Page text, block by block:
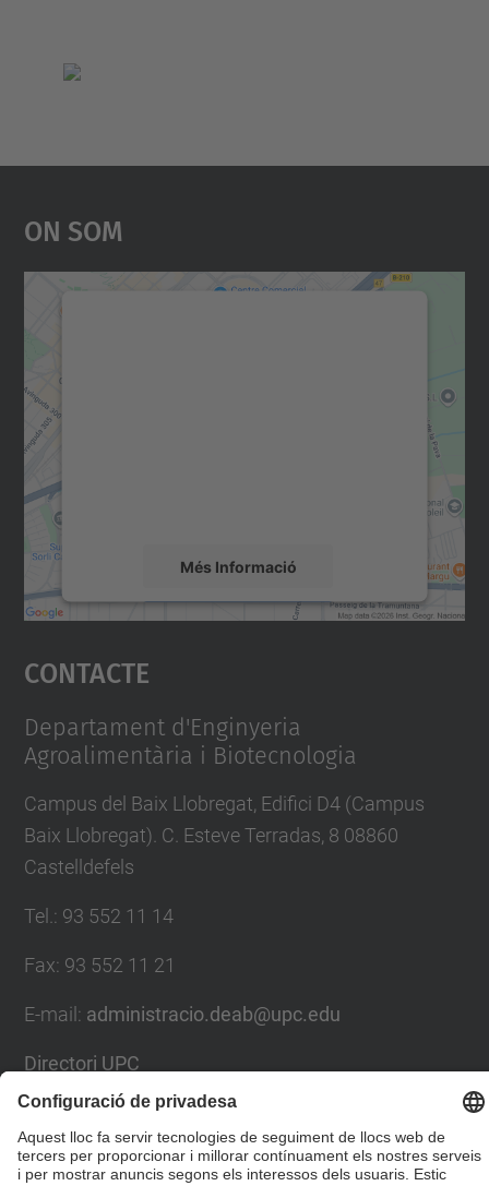
On Som
Més Informació
Accepta
powered by
Contacte
Departament d'Enginyeria
Agroalimentària i Biotecnologia
Campus del Baix Llobregat, Edifici D4 (Campus
Baix Llobregat). C. Esteve Terradas, 8 08860
Castelldefels
Tel. : 93 552 11 14
Fax: 93 552 11 21
E-mail : administracio.deab@upc.edu
Directori UPC
Formulari de contacte